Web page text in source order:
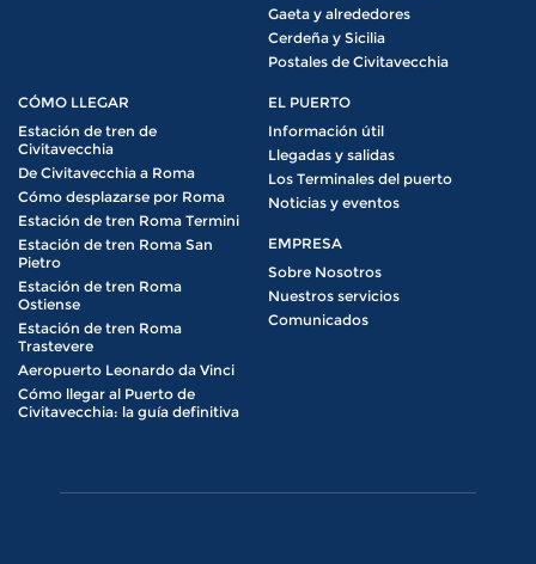
Gaeta y alrededores
Cerdeña y Sicilia
Postales de Civitavecchia
CÓMO LLEGAR
Estación de tren de
Civitavecchia
De Civitavecchia a Roma
Cómo desplazarse por Roma
Estación de tren Roma Termini
Estación de tren Roma San
Pietro
Estación de tren Roma
Ostiense
Estación de tren Roma
Trastevere
Aeropuerto Leonardo da Vinci
Cómo llegar al Puerto de
Civitavecchia: la guía definitiva
EL PUERTO
Información útil
Llegadas y salidas
Los Terminales del puerto
Noticias y eventos
EMPRESA
Sobre Nosotros
Nuestros servicios
Comunicados